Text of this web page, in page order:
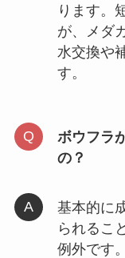
ります。
が、メダ
水交換や
す。
ボウフラ
の？
基本的に
られるこ
例外です